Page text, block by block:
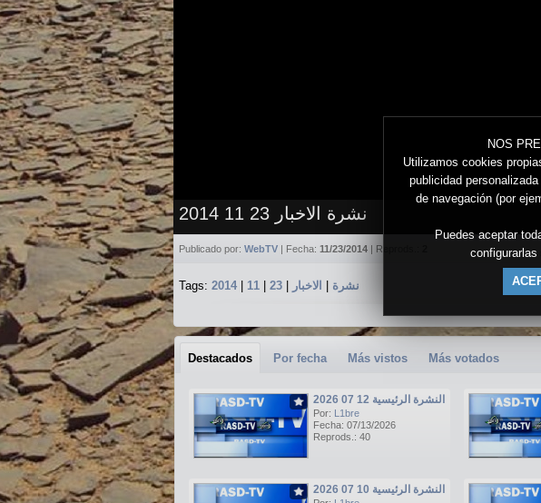
NOS
Utilizamos cookies
publicidad
de navegación (por
Puedes aceptar
نشرة الاخبار 23 11 2014
Publicado por: WebTV | Fecha: 11/23/2014 | Reprods.:
Tags: نشرة الاخبار 23
11
2014
Destacados Por fecha Más vistos Más votados
النشرة الرئيسية 12 07 2026
Por: L1bre
Fecha: 07/13/2026
Reprods.: 40
النشرة الرئيسية 10 07 2026